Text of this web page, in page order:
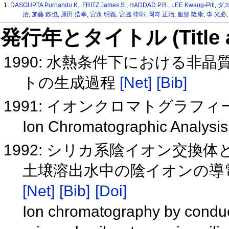
1: DASGUPTA Purnandu K. FRITZ James S. HADDAD P.R. LEE Kwang-Pill ダ
治, 加藤 鉄也, 原田 浩幸, 宮永 明義, 宮脇 律郎, 岡嵜 正治, 服部 隆康, 李 光必,
発行年とタイトル
1990: 水熱条件下における非晶
トの生成過程 [Net] [Bib]
1991: イオンクロマトグラフ
Ion Chromatographic
1992: シリカ系陰イオン交換体
土壌溶出水中の陰イオンの
[Net] [Bib] [Doi]
Ion chromatography by